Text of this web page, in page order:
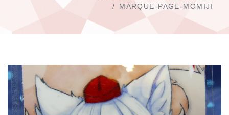
MARQUE-PAGE-MOMIJI